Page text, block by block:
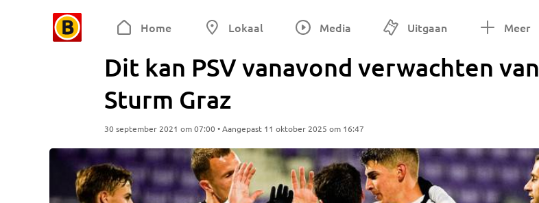
Home Lokaal Media Uitgaan Meer
Dit kan PSV vanavond verwachten van
Sturm Graz
30 september 2021 om 07:00 • Aangepast 11 oktober 2025 om 16:47